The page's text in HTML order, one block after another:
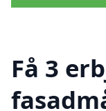
Få 3